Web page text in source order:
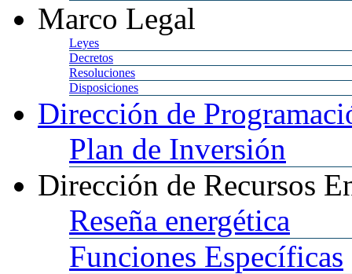
Marco Legal
Leyes
Decretos
Resoluciones
Disposiciones
Dirección de
Plan de Inversión
Dirección de Recursos
Reseña energética
Funciones Específicas